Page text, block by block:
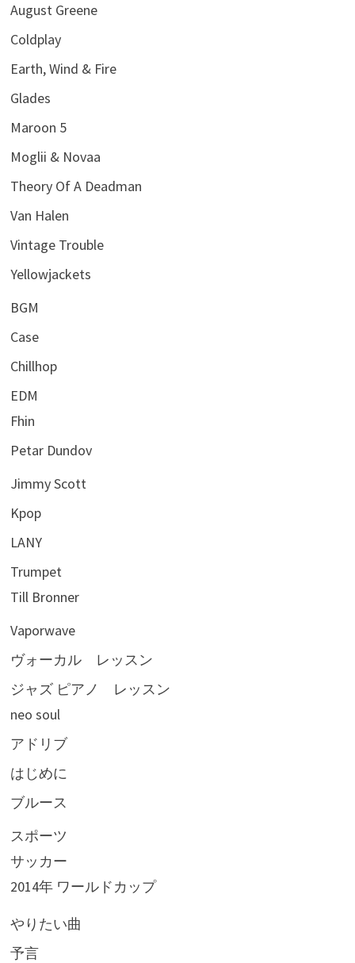
August Greene
Coldplay
Earth, Wind & Fire
Glades
Maroon 5
Moglii & Novaa
Theory Of A Deadman
Van Halen
Vintage Trouble
Yellowjackets
BGM
Case
Chillhop
EDM
Fhin
Petar Dundov
Jimmy Scott
Kpop
LANY
Trumpet
Till Bronner
Vaporwave
ヴォーカル レッスン
ジャズ ピアノ レッスン
neo soul
アドリブ
はじめに
ブルース
スポーツ
サッカー
2014年 ワールドカップ
やりたい曲
予言